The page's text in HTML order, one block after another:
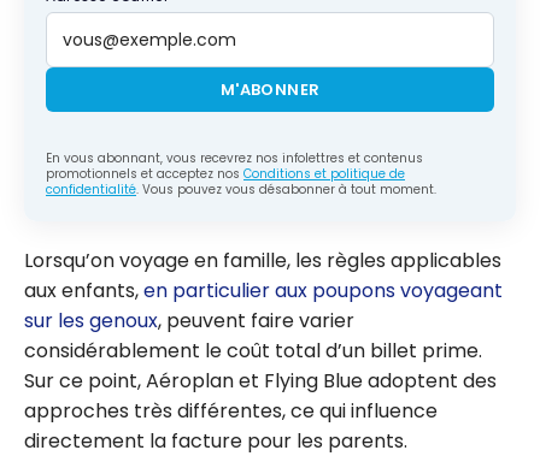
M'ABONNER
En vous abonnant, vous recevrez nos infolettres et contenus
promotionnels et acceptez nos Conditions et politique de
confidentialité. Vous pouvez vous désabonner à tout moment.
Lorsqu’on voyage en famille, les règles applicables
aux enfants,en particulier aux poupons voyageant
sur les genoux, peuvent faire varier
considérablement le coût total d’un billet prime.
Sur ce point, Aéroplan et Flying Blue adoptent des
approches très différentes, ce qui influence
directement la facture pour les parents.